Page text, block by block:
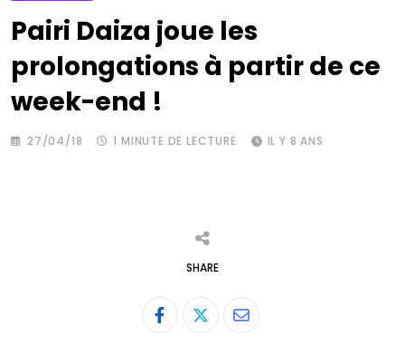
Pairi Daiza joue les
prolongations à partir de ce
week-end !
27/04/18 1 MINUTE DE LECTURE IL Y 8 ANS
SHARE
Share